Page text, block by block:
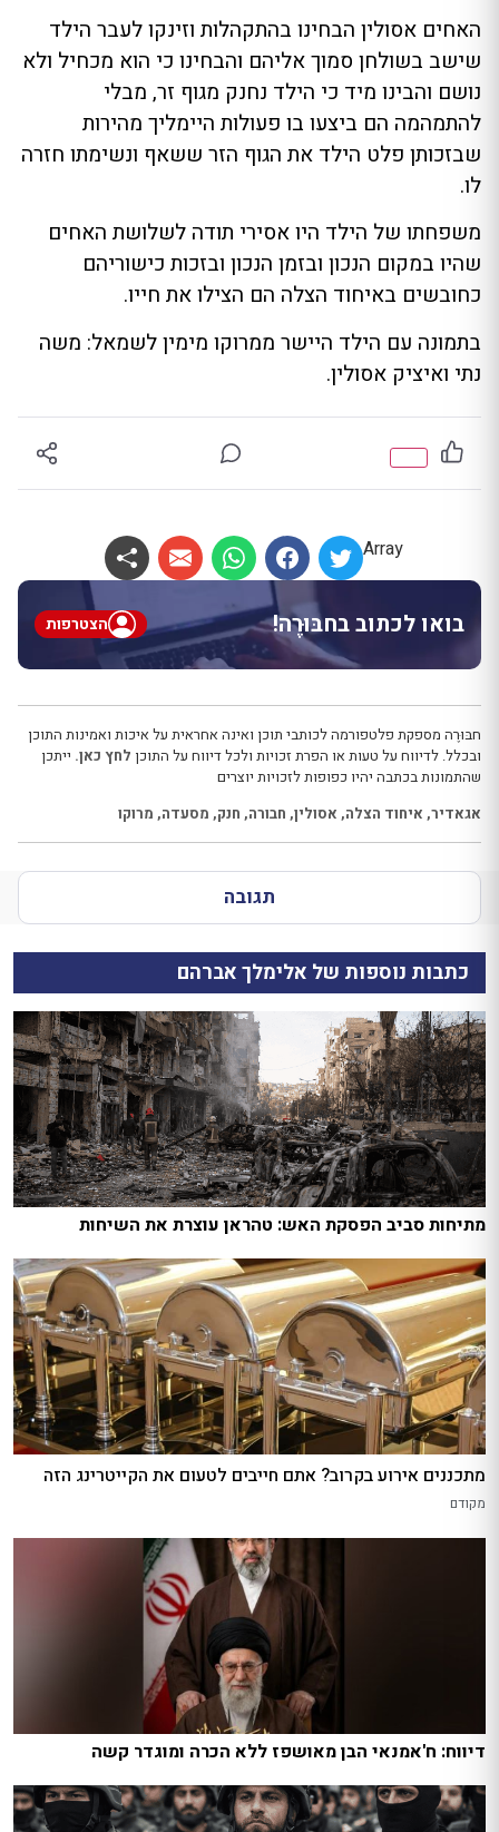
האחים אסולין הבחינו בהתקהלות וזינקו לעבר הילד
שישב בשולחן סמוך אליהם והבחינו כי הוא מכחיל ולא
נושם והבינו מיד כי הילד נחנק מגוף זר, מבלי
להתמהמה הם ביצעו בו פעולות היימליך מהירות
שבזכותן פלט הילד את הגוף הזר ששאף ונשימתו חזרה
לו.
משפחתו של הילד היו אסירי תודה לשלושת האחים
שהיו במקום הנכון ובזמן הנכון ובזכות כישוריהם
כחובשים באיחוד הצלה הם הצילו את חייו.
בתמונה עם הילד היישר ממרוקו מימין לשמאל: משה
נתי ואיציק אסולין.
Array
בואו לכתוב בחבּוּרֶה! הצטרפות
חבּוּרֶה מספקת פלטפורמה לכותבי תוכן ואינה אחראית על איכות ואמינות התוכן
ובכלל. לדיווח על טעות או הפרת זכויות ולכל דיווח על התוכן לחץ כאן. ייתכן
שהתמונות בכתבה יהיו כפופות לזכויות יוצרים
אגאדיר, איחוד הצלה, אסולין, חבורה, חנק, מסעדה, מרוקו
תגובה
כתבות נוספות של אלימלך אברהם
מתיחות סביב הפסקת האש: טהראן עוצרת את השיחות
מתכננים אירוע בקרוב? אתם חייבים לטעום את הקייטרינג הזה
מקודם
דיווח: ח'אמנאי הבן מאושפז ללא הכרה ומוגדר קשה